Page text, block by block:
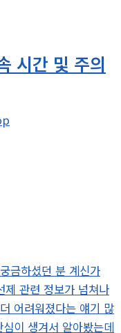
시간 및 주의
금하셨던 분 계신가
제 관련 정보가 넘쳐나
어려워졌다는 얘기 많
이 생겨서 알아봤는데